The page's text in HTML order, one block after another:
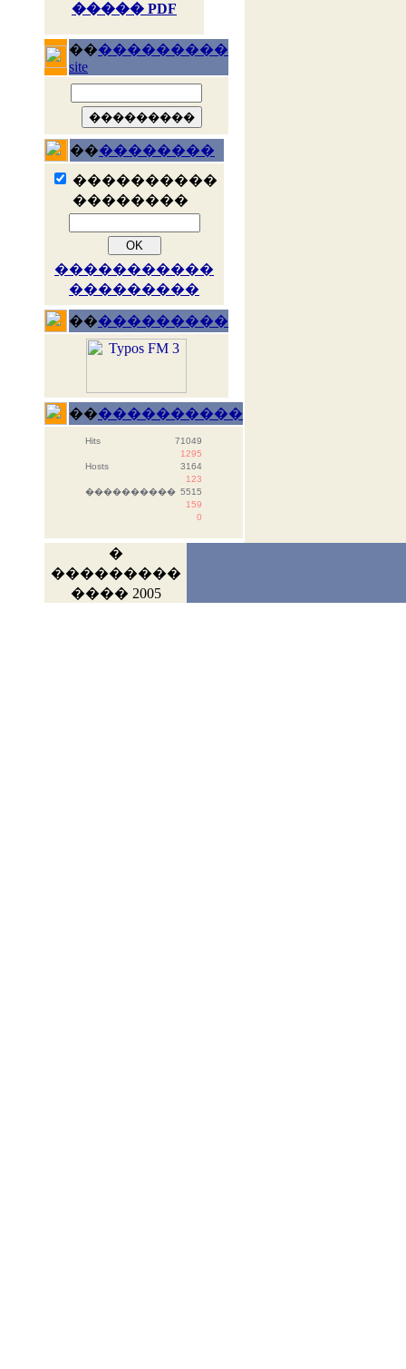
����� PDF
�����������
site
����������
����������
��������
�����������
���������
�����������
������������
Hits
71049
1295
Hosts
3164
123
���������� 5515
159
0
�
���������
���� 2005